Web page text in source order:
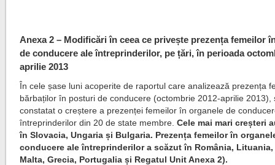
Anexa 2 – Modificări în ceea ce privește prezența femeilor
de conducere ale întreprinderilor, pe țări, în perioada
aprilie 2013
În cele șase luni acoperite de raportul care analizează prezența
bărbaților în posturi de conducere (octombrie 2012-aprilie 2013),
constatat o creștere a prezenței femeilor în organele de
întreprinderilor din 20 de state membre.Cele mai mari creșteri
în Slovacia, Ungaria și Bulgaria. Prezența femeilor în
conducere ale întreprinderilor a scăzut în România,
Malta, Grecia, Portugalia și Regatul Unit Anexa 2).